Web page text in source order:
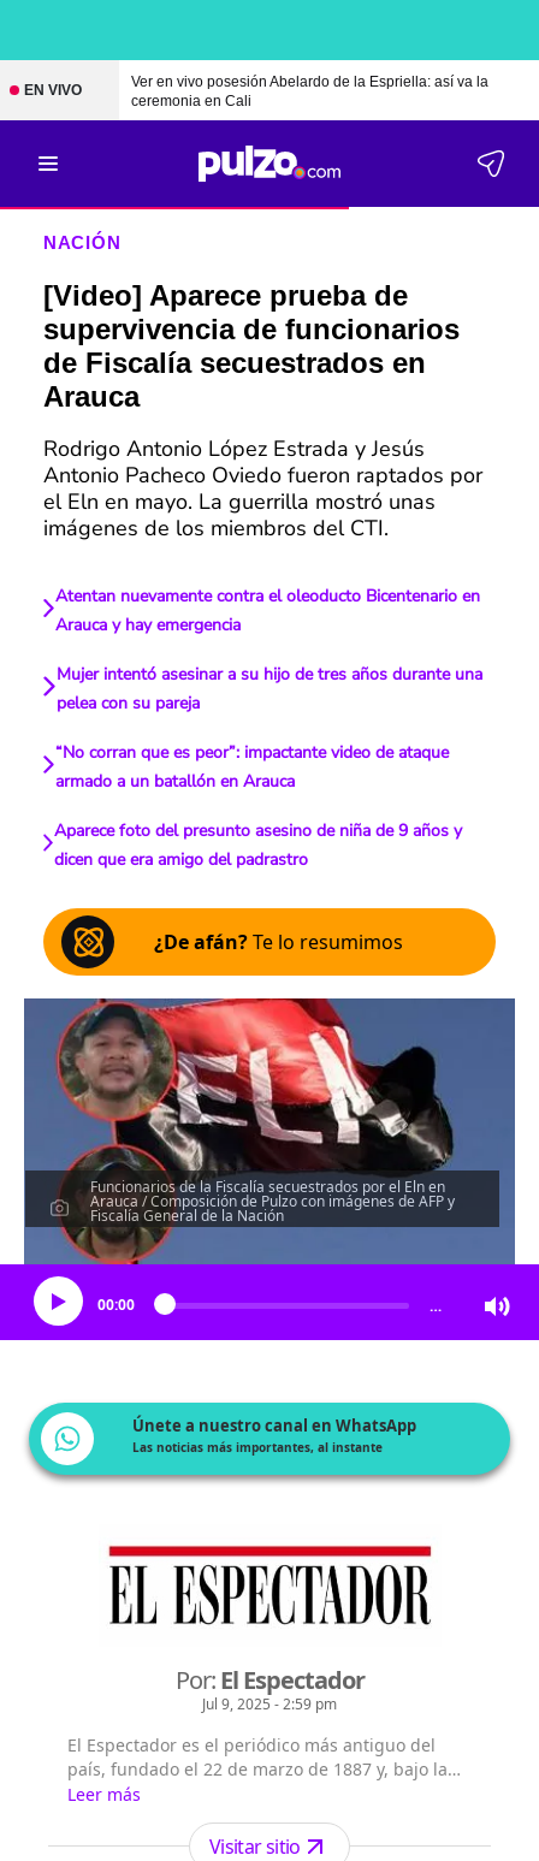
EN VIVO
Ver en vivo posesión Abelardo de la Espriella: así va la
ceremonia en Cali
NACIÓN
[Video] Aparece prueba de
supervivencia de funcionarios
de Fiscalía secuestrados en
Arauca
Rodrigo Antonio López Estrada y Jesús
Antonio Pacheco Oviedo fueron raptados por
el Eln en mayo. La guerrilla mostró unas
imágenes de los miembros del CTI.
Atentan nuevamente contra el oleoducto Bicentenario en
Arauca y hay emergencia
Mujer intentó asesinar a su hijo de tres años durante una
pelea con su pareja
“No corran que es peor”: impactante video de ataque
armado a un batallón en Arauca
Aparece foto del presunto asesino de niña de 9 años y
dicen que era amigo del padrastro
¿De afán?Te lo resumimos
Funcionarios de la Fiscalía secuestrados por el Eln en
Arauca / Composición de Pulzo con imágenes de AFP y
Fiscalía General de la Nación
00:00 …
Únete a nuestro canal en WhatsApp
Las noticias más importantes, al instante
Por:El Espectador
Jul 9, 2025 - 2:59 pm
El Espectador es el periódico más antiguo del
país, fundado el 22 de marzo de 1887 y, bajo la
dirección de Fidel Cano, es considerado uno de
los periódicos más serios y profesionales por su
independencia, credibilidad y objetividad.
Leer más
Visitar sitio